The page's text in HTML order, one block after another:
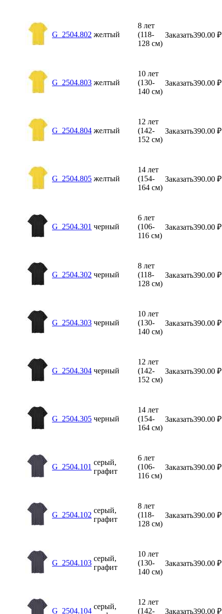
G_2504.802 желтый
8 лет
(118-
128 см)
Заказать390.00 ₽
G_2504.803 желтый
10 лет
(130-
140 см)
Заказать390.00 ₽
G_2504.804 желтый
12 лет
(142-
152 см)
Заказать390.00 ₽
G_2504.805 желтый
14 лет
(154-
164 см)
Заказать390.00 ₽
G_2504.301 черный
6 лет
(106-
116 см)
Заказать390.00 ₽
G_2504.302 черный
8 лет
(118-
128 см)
Заказать390.00 ₽
G_2504.303 черный
10 лет
(130-
140 см)
Заказать390.00 ₽
G_2504.304 черный
12 лет
(142-
152 см)
Заказать390.00 ₽
G_2504.305 черный
14 лет
(154-
164 см)
Заказать390.00 ₽
G_2504.101
серый,
графит
6 лет
(106-
116 см)
Заказать390.00 ₽
G_2504.102
серый,
графит
8 лет
(118-
128 см)
Заказать390.00 ₽
G_2504.103
серый,
графит
10 лет
(130-
140 см)
Заказать390.00 ₽
G_2504.104
серый,
12 лет
(142-
Заказать390.00 ₽